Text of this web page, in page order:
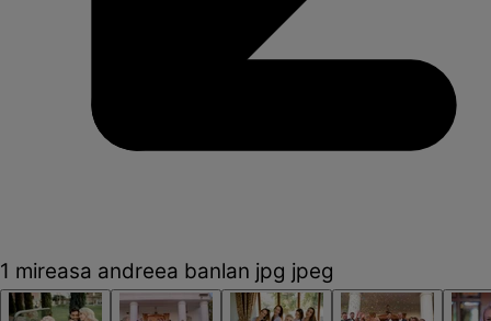
1 mireasa andreea banlan jpg jpeg